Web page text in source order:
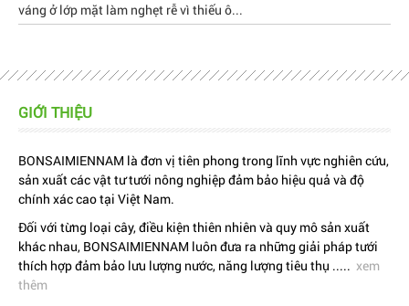
váng ở lớp mặt làm nghẹt rễ vì thiếu ô...
GIỚI THIỆU
BONSAIMIENNAM là đơn vị tiên phong trong lĩnh vực nghiên cứu,
sản xuất các vật tư tưới nông nghiệp đảm bảo hiệu quả và độ
chính xác cao tại Việt Nam.
Đối với từng loại cây, điều kiện thiên nhiên và quy mô sản xuất
khác nhau, BONSAIMIENNAM luôn đưa ra những giải pháp tưới
thích hợp đảm bảo lưu lượng nước, năng lượng tiêu thụ ..... xem
thêm